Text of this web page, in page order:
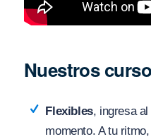
Nuestros
Flexibles, ingresa
momento. A tu